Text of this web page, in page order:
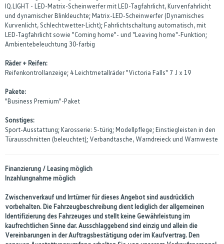
IQ.LIGHT - LED-Matrix-Scheinwerfer mit LED-Tagfahrlicht, Kurvenfahrlicht
und dynamischer Blinkleuchte; Matrix-LED-Scheinwerfer (Dynamisches
Kurvenlicht, Schlechtwetter-Licht); Fahrlichtschaltung automatisch, mit
LED-Tagfahrlicht sowie "Coming home"- und "Leaving home"-Funktion;
Ambientebeleuchtung 30-farbig
Räder + Reifen:
Reifenkontrollanzeige; 4 Leichtmetallräder "Victoria Falls" 7 J x 19
Pakete:
"Business Premium"-Paket
Sonstiges:
Sport-Ausstattung; Karosserie: 5-türig; Modellpflege; Einstiegleisten in den
Türausschnitten (beleuchtet); Verbandtasche, Warndreieck und Warnweste
Finanzierung / Leasing möglich
Inzahlungnahme möglich
Zwischenverkauf und Irrtümer für dieses Angebot sind ausdrücklich
vorbehalten. Die Fahrzeugbeschreibung dient lediglich der allgemeinen
Identifizierung des Fahrzeuges und stellt keine Gewährleistung im
kaufrechtlichen Sinne dar. Ausschlaggebend sind einzig und allein die
Vereinbarungen in der Auftragsbestätigung oder im Kaufvertrag. Den